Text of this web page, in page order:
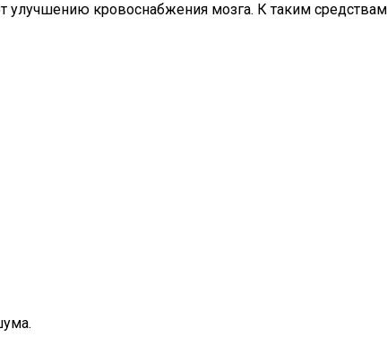
улучшению кровоснабжения мозга. К таким средствам